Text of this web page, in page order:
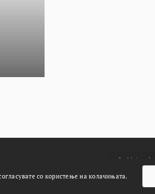
За
со користење на колачињата.почасти